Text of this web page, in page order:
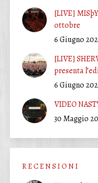
[LIVE]
ottobre
6 Giugno
[LIVE]
presenta
6 Giugno
VIDEO
30 Maggio
R E C E N S I O N I